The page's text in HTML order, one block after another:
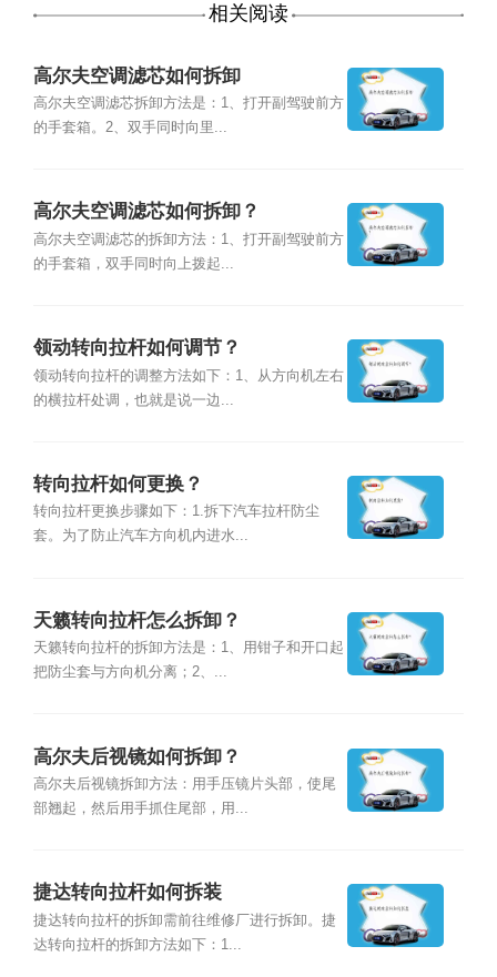
相关阅读
高尔夫空调滤芯如何拆卸
高尔夫空调滤芯拆卸方法是：1、打开副驾驶前方
的手套箱。2、双手同时向里...
高尔夫空调滤芯如何拆卸？
高尔夫空调滤芯的拆卸方法：1、打开副驾驶前方
的手套箱，双手同时向上拨起...
领动转向拉杆如何调节？
领动转向拉杆的调整方法如下：1、从方向机左右
的横拉杆处调，也就是说一边...
转向拉杆如何更换？
转向拉杆更换步骤如下：1.拆下汽车拉杆防尘
套。为了防止汽车方向机内进水...
天籁转向拉杆怎么拆卸？
天籁转向拉杆的拆卸方法是：1、用钳子和开口起
把防尘套与方向机分离；2、...
高尔夫后视镜如何拆卸？
高尔夫后视镜拆卸方法：用手压镜片头部，使尾
部翘起，然后用手抓住尾部，用...
捷达转向拉杆如何拆装
捷达转向拉杆的拆卸需前往维修厂进行拆卸。捷
达转向拉杆的拆卸方法如下：1...